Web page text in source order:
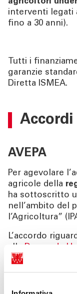
agricoltori
interventi legati
fino a 30 anni).
Tutti i
garanzie
Diretta ISMEA.
Accordi
AVEPA
Per agevolare
agricole della
ha sottoscritto
nell’ambito del
l’Agricoltura”
L’accordo
alla Domanda
Sviluppo Rurale